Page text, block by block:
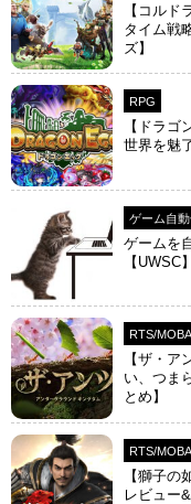
【コル
タイム戦
ズ】
RPG
【ドラゴ
世界を魅
ゲーム自
ゲームを
【UWSC】
RTS/MOBA
【ザ・ア
い、つま
とめ】
RTS/MOBA
【獅子の
レビュー